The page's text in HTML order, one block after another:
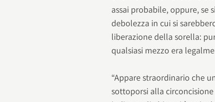
assai probabile, oppure, se
debolezza in cui si
liberazione della sorella:
qualsiasi mezzo era
“Appare straordinario che
sottoporsi alla